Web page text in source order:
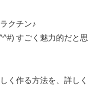
クチン♪
すごく魅力的だと思
く作る方法を、詳しく